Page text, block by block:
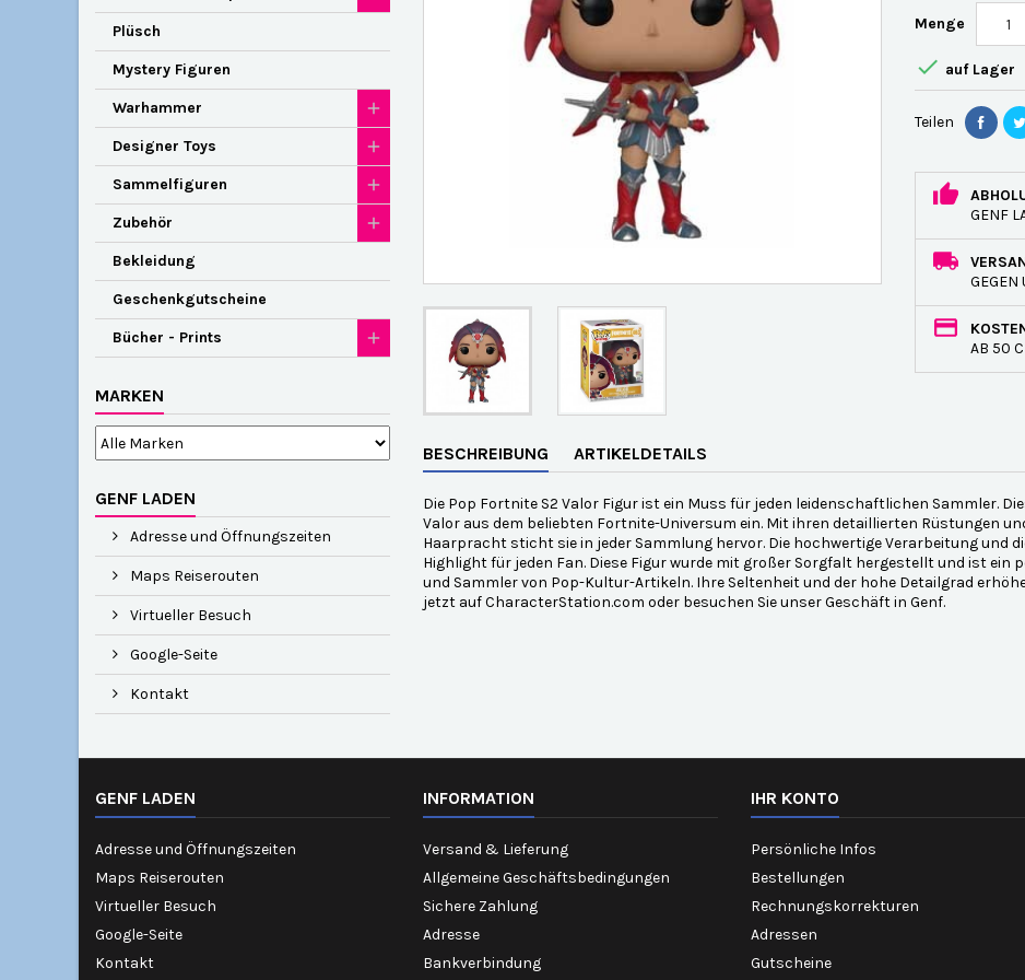
Plüsch
Mystery Figuren
Warhammer
Designer Toys
Sammelfiguren
Zubehör
Bekleidung
Geschenkgutscheine
Bücher - Prints
MARKEN
GENF LADEN
Adresse und Öffnungszeiten
Maps Reiserouten
Virtueller Besuch
Google-Seite
Kontakt
Menge
 auf Lager
Teilen
GENF
GEGEN
AB 50
BESCHREIBUNG ARTIKELDETAILS
Die Pop Fortnite S2 Valor Figur ist ein Muss für jeden leidenschaftlichen Sammler.
Valor aus dem beliebten Fortnite-Universum ein. Mit ihren detaillierten Rüstungen
Haarpracht sticht sie in jeder Sammlung hervor. Die hochwertige Verarbeitung und
Highlight für jeden Fan. Diese Figur wurde mit großer Sorgfalt hergestellt und ist
und Sammler von Pop-Kultur-Artikeln. Ihre Seltenheit und der hohe Detailgrad
jetzt auf CharacterStation.com oder besuchen Sie unser Geschäft in Genf.
GENF LADEN
Adresse und Öffnungszeiten
Maps Reiserouten
Virtueller Besuch
Google-Seite
Kontakt
INFORMATION
Versand & Lieferung
Allgemeine Geschäftsbedingungen
Sichere Zahlung
Adresse
Bankverbindung
IHR KONTO
Persönliche Infos
Bestellungen
Rechnungskorrekturen
Adressen
Gutscheine